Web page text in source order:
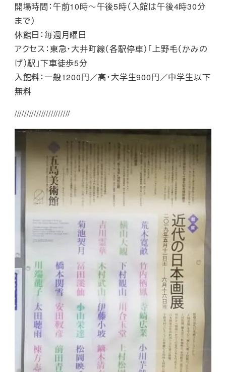
開場時間：午前10時～午後5時（入館は午後4時30分
まで）
休館日：毎週月曜日
アクセス：東急・大井町線（各駅停車）「上野毛（かみの
げ）駅」下車徒歩5分
入館料：一般1200円／高・大学生900円／中学生以下
無料
///////////////////////